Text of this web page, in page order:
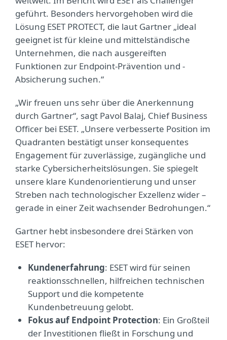
geführt. Besonders hervorgehoben wird die
Lösung ESET PROTECT, die laut Gartner „ideal
geeignet ist für kleine und mittelständische
Unternehmen, die nach ausgereiften
Funktionen zur Endpoint-Prävention und -
Absicherung suchen.“
„Wir freuen uns sehr über die Anerkennung
durch Gartner“, sagt Pavol Balaj, Chief Business
Officer bei ESET. „Unsere verbesserte Position im
Quadranten bestätigt unser konsequentes
Engagement für zuverlässige, zugängliche und
starke Cybersicherheitslösungen. Sie spiegelt
unsere klare Kundenorientierung und unser
Streben nach technologischer Exzellenz wider –
gerade in einer Zeit wachsender Bedrohungen.“
Gartner hebt insbesondere drei Stärken von
ESET hervor:
Kundenerfahrung: ESET wird für seinen
reaktionsschnellen, hilfreichen technischen
Support und die kompetente
Kundenbetreuung gelobt.
Fokus auf Endpoint Protection: Ein Großteil
der Investitionen fließt in Forschung und